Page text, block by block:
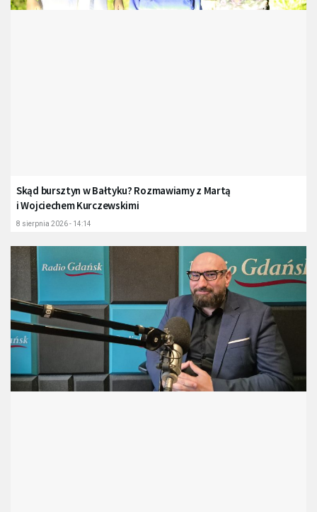
Skąd bursztyn w Bałtyku? Rozmawiamy z Martą
i Wojciechem Kurczewskimi
8 sierpnia 2026 - 14:14